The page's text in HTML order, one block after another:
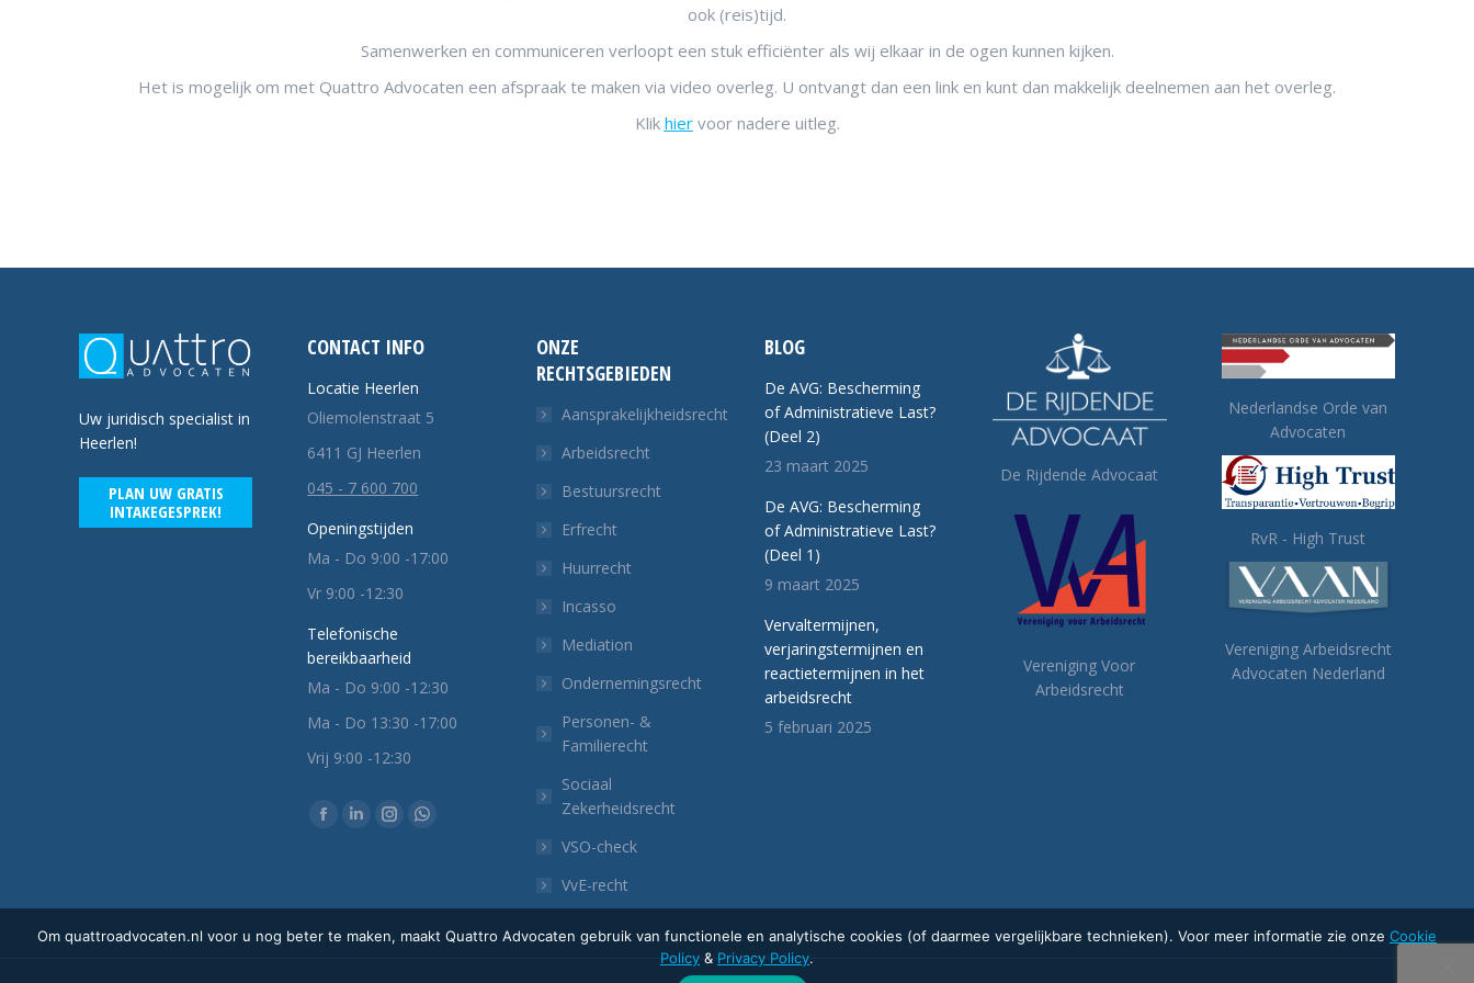
ook (reis)tijd.
Samenwerken en communiceren verloopt een stuk efficiënter als wij elkaar in de ogen kunnen kijken.
Het is mogelijk om met Quattro Advocaten een afspraak te maken via video overleg. U ontvangt dan een link en kunt dan makkelijk deelnemen aan het overleg.
Klik hiervoor nadere uitleg.
Uw juridisch specialist in
Heerlen!
PLAN UW GRATIS
INTAKEGESPREK!
CONTACT INFO
Locatie Heerlen
Oliemolenstraat 5
6411 GJ Heerlen
045 - 7 600 700
Openingstijden
Ma - Do 9:00 -17:00
Vr 9:00 -12:30
Telefonische
bereikbaarheid
Ma - Do 9:00 -12:30
Ma - Do 13:30 -17:00
Vrij 9:00 -12:30
Vind ons op:
Facebook
in
een
Linkedin
in
een
Instagram
in
een
Whatsapp
in
een
ONZE
RECHTSGEBIEDEN
Aansprakelijkheidsrecht
Arbeidsrecht
Bestuursrecht
Erfrecht
Huurrecht
Incasso
Mediation
Ondernemingsrecht
Personen- &
Familierecht
Sociaal
Zekerheidsrecht
VSO-check
VvE-recht
BLOG
De AVG: Bescherming
of Administratieve Last?
(Deel 2)
23 maart 2025
De AVG: Bescherming
of Administratieve Last?
(Deel 1)
9 maart 2025
Vervaltermijnen,
verjaringstermijnen en
reactietermijnen in het
arbeidsrecht
5 februari 2025
De Rijdende Advocaat
Vereniging Voor
Arbeidsrecht
Nederlandse Orde van
Advocaten
RvR - High Trust
Vereniging Arbeidsrecht
Advocaten Nederland
Om quattroadvocaten.nl voor u nog beter te maken, maakt Quattro Advocaten gebruik van functionele en analytische cookies (of daarmee vergelijkbare technieken). Voor meer informatie zie onze Cookie
Policy & Privacy Policy.